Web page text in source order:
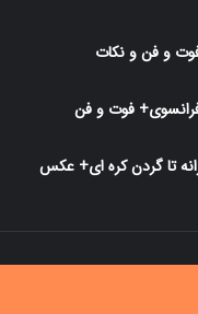
و فن و نکات
فرانسوی+ فوت و فن